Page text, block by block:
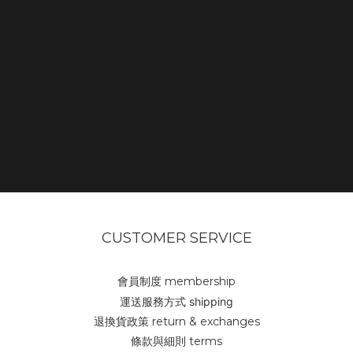
CUSTOMER SERVICE
會員制度 membership
運送服務方式 shipping
退換貨政策 return & exchanges
條款與細則 terms